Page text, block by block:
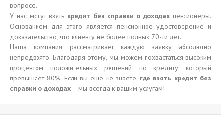
вопросе.
У нас могут взять кредит без справки о доходах пенсионеры.
Основанием для этого является пенсионное удостоверение и
доказательство, что клиенту не более полных 70-ти лет.
Наша компания рассматривает каждую заявку абсолютно
непредвзято. Благодаря этому, мы можем похвастаться высоким
процентом положительных решений по кредиту, который
превышает 80%. Если вы еще не знаете, где взять кредит без
справки о доходах – мы всегда к вашим услугам!